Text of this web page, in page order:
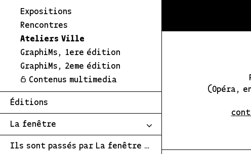
Expositions
Rencontres
Ateliers Ville
GraphiMs, 1ere édition
GraphiMs, 2eme édition
Contenus multimedia
Éditions
La fenêtre
Ils sont passés par La fenêtre …
(Opéra,